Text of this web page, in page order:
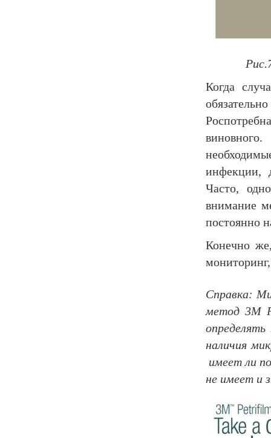
Когда
инфекции,
Часто,
внимание
постоянно
Конечно
Справка:
метод 3M
наличия
имеет ли
не имеет и